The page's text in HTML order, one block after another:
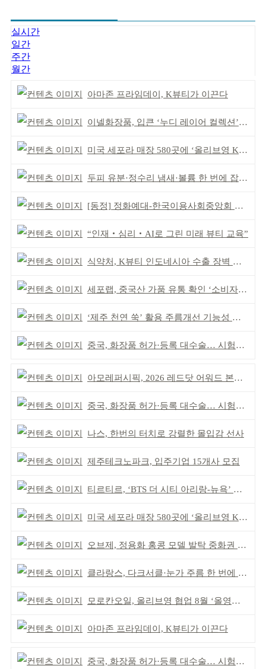
실시간
일간
주간
월간
아마존 프라임데이, K뷰티가 이끈다
이넬화장품, 입큰 ‘누디 레이어 컬렉션’ 출시
미국 세포라 매장 580곳에 ‘올리브영 K뷰티에딧’ 론칭
두피 유분·정수리 냄새·볼륨 한 번에 잡는다
[동정] 정화예대-한국이용사회중앙회 업무협약
“인재‧심리‧AI로 그린 미래 뷰티 교육”
식약처, K뷰티 인도네시아 수출 장벽 완화 성과
세포랩, 중국산 가품 유통 확인 ‘소비자 주의’ 당부
‘제주 천연 쑥’ 활용 주름개선 기능성 식약처 심사 통과
중국, 화장품 허가·등록 대수술… 시험자료 공용 허용
아모레퍼시픽, 2026 레드닷 어워드 본상 2개 수상
중국, 화장품 허가·등록 대수술… 시험자료 공용 허용
나스, 한번의 터치로 강렬한 몰입감 선사
제주테크노파크, 입주기업 15개사 모집
티르티르, ‘BTS 더 시티 아리랑-뉴욕’ 참여
미국 세포라 매장 580곳에 ‘올리브영 K뷰티에딧’ 론칭
오브제, 정용화 홍콩 모델 발탁 중화권 공략 강화
클라랑스, 다크서클·눈가 주름 한 번에 더블 케어
모로칸오일, 올리브영 협업 8월 ‘올영픽’ 선정
아마존 프라임데이, K뷰티가 이끈다
중국, 화장품 허가·등록 대수술… 시험자료 공용 허용